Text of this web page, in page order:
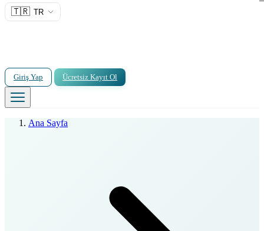
🇹🇷 TR
Giriş Yap Ücretsiz Kayıt Ol
Ana Sayfa